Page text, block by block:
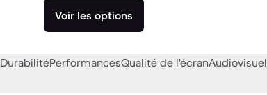
Voir les options
DurabilitéPerformancesQualité de l'écranAudiovisuel